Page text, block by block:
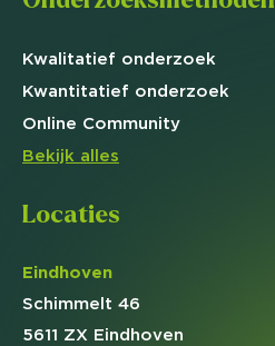
Kwalitatief onderzoek
Kwantitatief onderzoek
Online Community
Bekijk alles
Locaties
Eindhoven
Schimmelt 46
5611 ZX Eindhoven